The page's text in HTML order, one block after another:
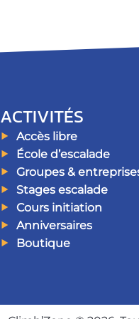
ACTIVITÉS
Accès libre
École d’escalade
Groupes &
Stages escalade
Cours initiation
Anniversaires
Boutique